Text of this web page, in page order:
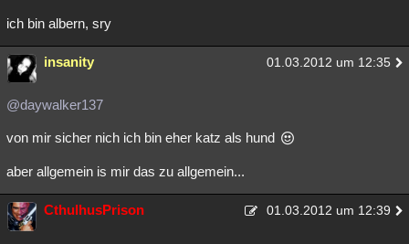
ich bin albern, sry
insanity 01.03.2012 um 12:35
@daywalker137
von mir sicher nich ich bin eher katz als hund
aber allgemein is mir das zu allgemein...
CthulhusPrison 01.03.2012 um 12:39